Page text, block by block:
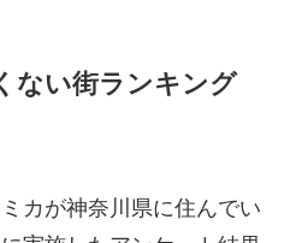
ない街ランキング
カが神奈川県に住んでい